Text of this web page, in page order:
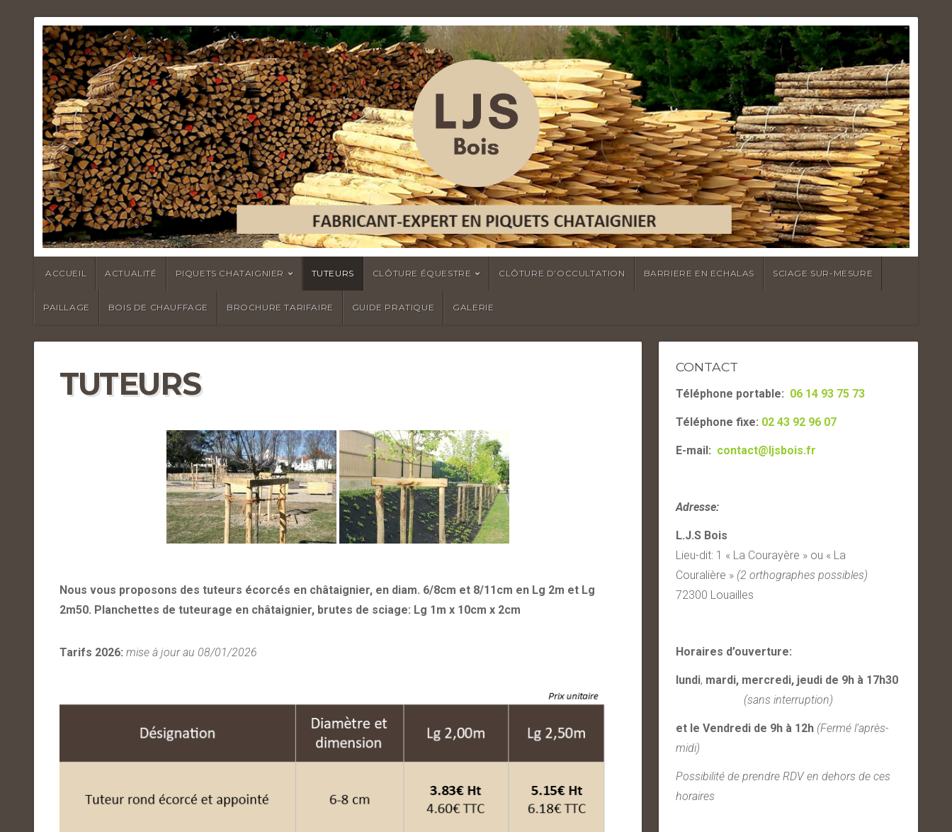
.
ACCUEIL ACTUALITÉ PIQUETS CHATAIGNIER TUTEURS CLÔTURE ÉQUESTRE CLÔTURE D’OCCULTATION BARRIERE EN ECHALAS SCIAGE SUR-MESURE
PAILLAGE BOIS DE CHAUFFAGE BROCHURE TARIFAIRE GUIDE PRATIQUE GALERIE
TUTEURS
Nous vous proposons des tuteurs écorcés en châtaignier, en diam. 6/8cm et 8/11cm en Lg 2m et Lg
2m50. Planchettes de tuteurage en châtaignier, brutes de sciage: Lg 1m x 10cm x 2cm
Tarifs 2026: mise à jour au 08/01/2026
CONTACT
Téléphone portable: 06 14 93 75 73
Téléphone fixe: 02 43 92 96 07
E-mail: contact@ljsbois.fr
Adresse:
L.J.S Bois
Lieu-dit: 1 « La Courayère » ou « La
Couralière » (2 orthographes possibles)
72300 Louailles
Horaires d’ouverture:
lundi, mardi, mercredi, jeudi de 9h à 17h30
(sans interruption)
et le Vendredi de 9h à 12h (Fermé l’après-
midi)
Possibilité de prendre RDV en dehors de ces
horaires